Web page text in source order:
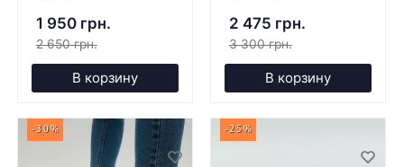
1 950 грн.
2 650 грн.
В корзину
2 475 грн.
3 300 грн.
В корзину
-30% -25%